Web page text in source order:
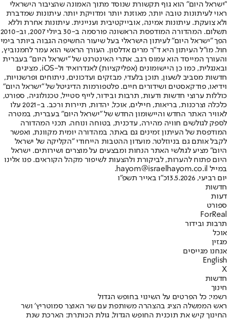
"ישראל היום" הוא גוף תקשורת שנוסד מתוך האמונה שהציבור הישראלי
ראוי לעיתונות טובה יותר, מאוזנת יותר ומדויקת יותר. עיתונות שמדברת
ולא צועקת. עיתונות אמינה, אובייקטיבית ועניינית. עיתונות אחרת וללא
תשלום. המהדורה המודפסת הראשונה פורסמה ב-30 ביולי 2007, וב-2010
הפך "ישראל היום" לעיתון הישראלי בעל שיעור החשיפה הגבוה ביותר בימי
חול. מו"ל העיתון היא ד"ר מרים אדלסון. העורך הראשי הוא עמר לחמנוביץ,
והעורך המייסד הוא עמוס רגב. אתרי האינטרנט של "ישראל היום" בעברית
ובאנגלית, כמו כן היישומונים (אפליקציות) לאנדרואיד ול-iOS, מציגים
חדשות מסביב לשעון, תוכן בלעדי, מבזקים ועדכונים, ניתוחים ופרשנויות,
וידיאו, פודקאסטים ושידורים חיים. פלטפורמות הדיגיטל של "ישראל היום"
כוללות ערוצי חדשות ודעות, תרבות ובידור, לייף סטייל, טכנולוגיה, ספורט,
כלכלה וצרכנות, בריאות, חיילים, אוכל, יהדות, תיירות ורכב. ב-2021 עלו
לאוויר האתר החדש והיישומון החדש של "ישראל היום" בעברית, במטרה
לספק לגולשים חוויה מהירה, עדכנית, בטוחה ונוחה. תכני המהדורה
המודפסת של העיתון זמינים גם באתר, במהדורה יומית מקוונת, ואפשר
לקבל אותם גם בניוזלטר. מועדון ההטבות הייחודי "הקליקה של ישראל
היום" מציע לגולשי האתר הנחות ומבצעים על מוצרים ושירותים. ישראל
היום פתוח להערות, לביקורת ולהצעות לשיפור מקהל הקוראים. פנו אלינו
במייל hayom@israelhayom.co.il.
יום רביעי, 13.5.2026
כ"ו באייר תשפ"ו
חדשות
דעות
ספורט
ForReal
תרבות ובידור
אוכל
מגזין
אנחנו מגייסים
English
X
חדשות
חינוך
רשמי: כל הפרטים על השינוי בחופש הגדול
ראש הממשלה הציג בהצהרה משותפת עם שר האוצר סמוטריץ׳ ושר
החינוך קיש את תוכנית החופש הגדול, גולת הכותרת: הארכת שנת